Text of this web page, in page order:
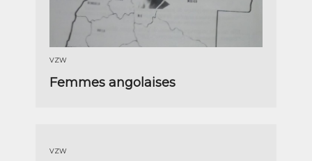
VZW
Femmes angolaises
VZW